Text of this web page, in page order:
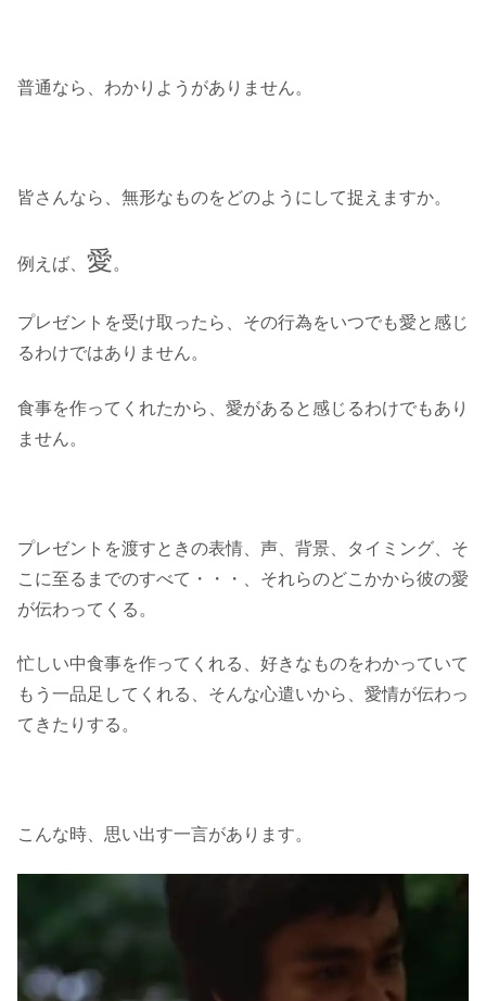
普通なら、わかりようがありません。
皆さんなら、無形なものをどのようにして捉えますか。
例えば、 愛。
プレゼントを受け取ったら、その行為をいつでも愛と感じ
るわけではありません。
食事を作ってくれたから、愛があると感じるわけでもあり
ません。
プレゼントを渡すときの表情、声、背景、タイミング、そ
こに至るまでのすべて・・・、それらのどこかから彼の愛
が伝わってくる。
忙しい中食事を作ってくれる、好きなものをわかっていて
もう一品足してくれる、そんな心遣いから、愛情が伝わっ
てきたりする。
こんな時、思い出す一言があります。